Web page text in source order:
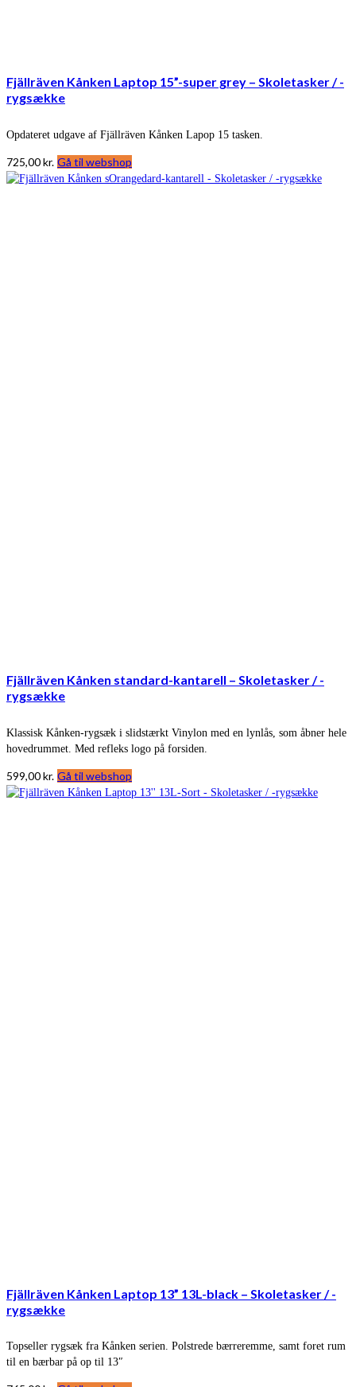
Fjällräven Kånken Laptop 15”-super grey – Skoletasker / -
rygsække
Opdateret udgave af Fjällräven Kånken Lapop 15 tasken.
725,00kr. Gå til webshop
Fjällräven Kånken standard-kantarell – Skoletasker / -
rygsække
Klassisk Kånken-rygsæk i slidstærkt Vinylon med en lynlås, som åbner hele
hovedrummet. Med refleks logo på forsiden.
599,00kr. Gå til webshop
Fjällräven Kånken Laptop 13” 13L-black – Skoletasker / -
rygsække
Topseller rygsæk fra Kånken serien. Polstrede bærreremme, samt foret rum
til en bærbar på op til 13″